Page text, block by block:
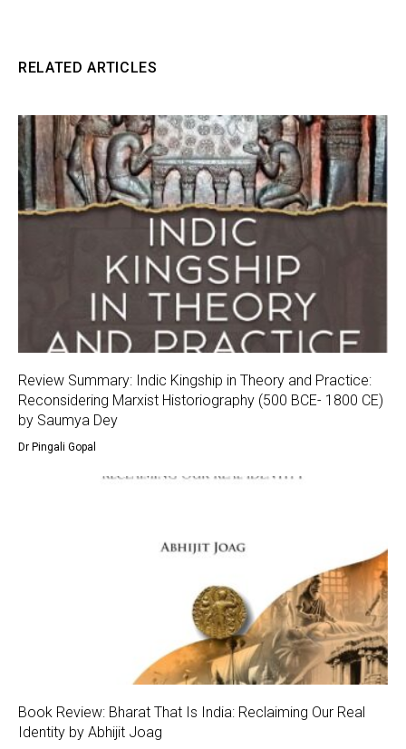
RELATED ARTICLES
Review Summary: Indic Kingship in Theory and Practice:
Reconsidering Marxist Historiography (500 BCE- 1800 CE)
by Saumya Dey
Dr Pingali Gopal
Book Review: Bharat That Is India: Reclaiming Our Real
Identity by Abhijit Joag